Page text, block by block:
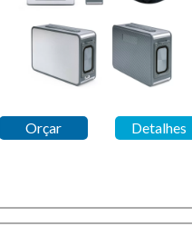
Orçar Detalhes